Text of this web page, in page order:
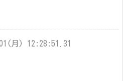
月) 12:28:51.31